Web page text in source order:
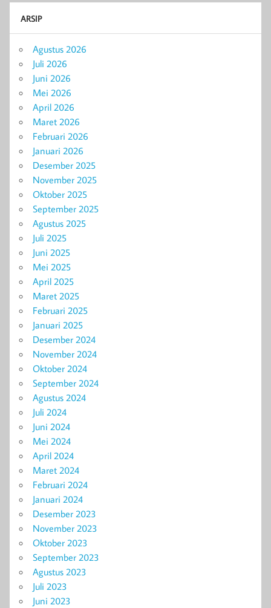
ARSIP
Agustus 2026
Juli 2026
Juni 2026
Mei 2026
April 2026
Maret 2026
Februari 2026
Januari 2026
Desember 2025
November 2025
Oktober 2025
September 2025
Agustus 2025
Juli 2025
Juni 2025
Mei 2025
April 2025
Maret 2025
Februari 2025
Januari 2025
Desember 2024
November 2024
Oktober 2024
September 2024
Agustus 2024
Juli 2024
Juni 2024
Mei 2024
April 2024
Maret 2024
Februari 2024
Januari 2024
Desember 2023
November 2023
Oktober 2023
September 2023
Agustus 2023
Juli 2023
Juni 2023